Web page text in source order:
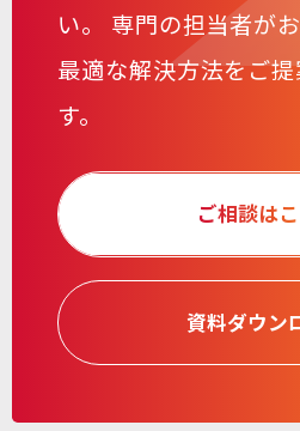
い。
専門の担当者が
最適な解決方法をご
す。
ご相談は
資料ダウン